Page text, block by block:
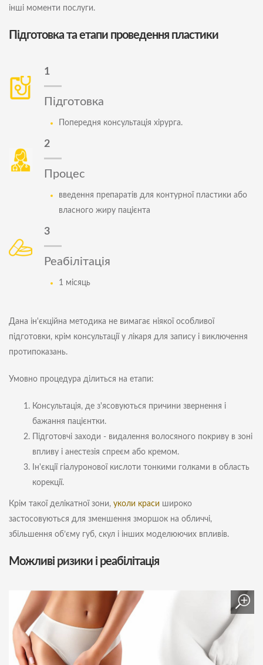
інші моменти послуги.
Підготовка та етапи проведення пластики
1
Підготовка
Попередня консультація хірурга.
2
Процес
введення препаратів для контурної пластики або
власного жиру пацієнта
3
Реабілітація
1 місяць
Дана ін'єкційна методика не вимагає ніякої особливої ​​
підготовки, крім консультації у лікаря для запису і виключення
протипоказань.
Умовно процедура ділиться на етапи:
Консультація, де з'ясовуються причини звернення і
бажання пацієнтки.
Підготовчі заходи - видалення волосяного покриву в зоні
впливу і анестезія спреєм або кремом.
Ін'єкції гіалуронової кислоти тонкими голками в область
корекції.
Крім такої делікатної зони, уколи краси широко
застосовуються для зменшення зморшок на обличчі,
збільшення об’єму губ, скул і інших моделюючих впливів.
Можливі ризики і реабілітація